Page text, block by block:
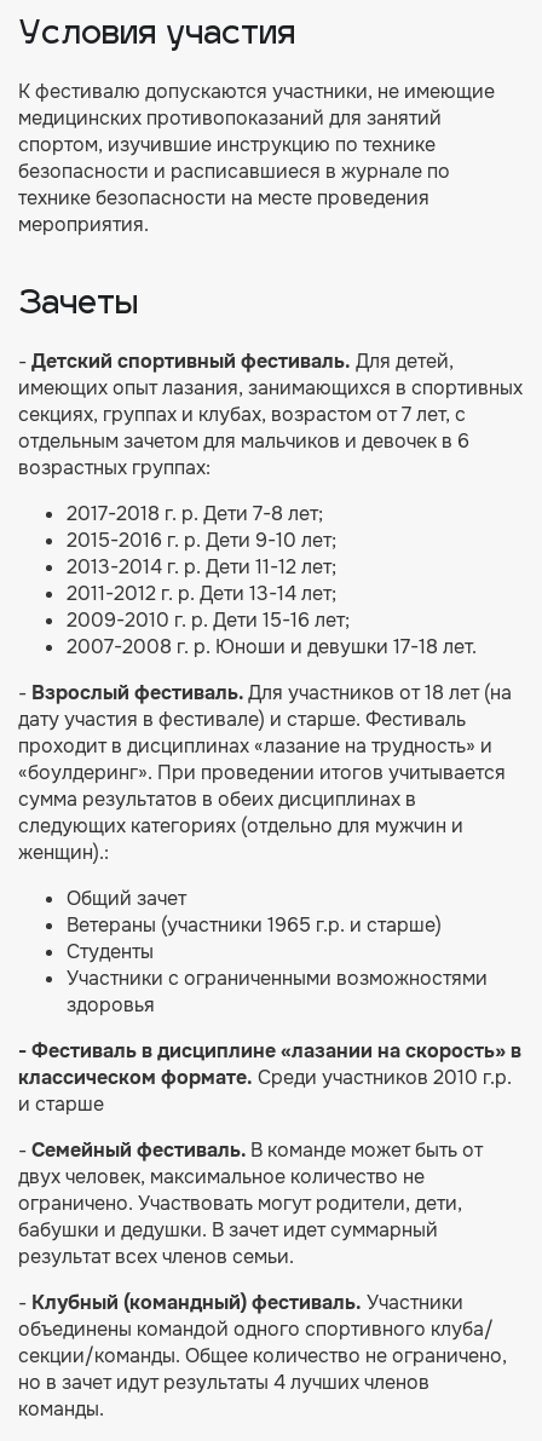
Условия участия
К фестивалю допускаются участники, не имеющие
медицинских противопоказаний для занятий
спортом, изучившие инструкцию по технике
безопасности и расписавшиеся в журнале по
технике безопасности на месте проведения
мероприятия.
Зачеты
-Детский спортивный фестиваль. Для детей,
имеющих опыт лазания, занимающихся в спортивных
секциях, группах и клубах, возрастом от 7 лет, с
отдельным зачетом для мальчиков и девочек в 6
возрастных группах:
2017-2018 г. р. Дети 7-8 лет;
2015-2016 г. р. Дети 9-10 лет;
2013-2014 г. р. Дети 11-12 лет;
2011-2012 г. р. Дети 13-14 лет;
2009-2010 г. р. Дети 15-16 лет;
2007-2008 г. р. Юноши и девушки 17-18 лет.
- Взрослый фестиваль.Для участников от 18 лет (на
дату участия в фестивале) и старше. Фестиваль
проходит в дисциплинах «лазание на трудность» и
«боулдеринг». При проведении итогов учитывается
сумма результатов в обеих дисциплинах в
следующих категориях (отдельно для мужчин и
женщин).:
Общий зачет
Ветераны (участники 1965 г.р. и старше)
Студенты
Участники с ограниченными возможностями
здоровья
- Фестиваль в дисциплине «лазании на скорость» в
классическом формате. Среди участников 2010 г.р.
и старше
-Семейный фестиваль. В команде может быть от
двух человек, максимальное количество не
ограничено. Участвовать могут родители, дети,
бабушки и дедушки. В зачет идет суммарный
результат всех членов семьи.
- Клубный (командный) фестиваль. Участники
объединены командой одного спортивного клуба/
секции/команды. Общее количество не ограничено,
но в зачет идут результаты 4 лучших членов
команды.